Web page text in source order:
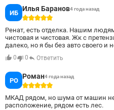
ИБ
Илья Баранов4 года назад
5
Ренат, есть отделка. Нашим
чистовая и чистовая. Жк с
далеко, но я бы без авто своего и
0 0 Ответить
РО
Роман4 года назад
5
МКАД рядом, но шума от машин
расположение, рядом есть лес.